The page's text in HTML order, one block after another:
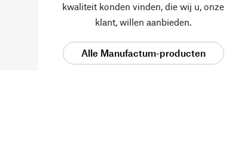
kwaliteit konden vinden, die wij u, onze
klant, willen aanbieden.
Alle Manufactum-producten